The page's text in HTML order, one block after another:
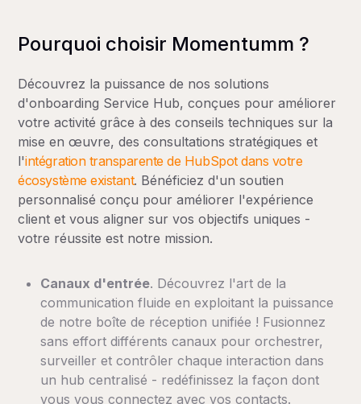
Pourquoi choisir Momentumm ?
Découvrez la puissance de nos solutions
d'onboarding Service Hub, conçues pour améliorer
votre activité grâce à des conseils techniques sur la
mise en œuvre, des consultations stratégiques et
l'intégration transparente de HubSpot dans votre
écosystème existant. Bénéficiez d'un soutien
personnalisé conçu pour améliorer l'expérience
client et vous aligner sur vos objectifs uniques -
votre réussite est notre mission.
Canaux d'entrée. Découvrez l'art de la
communication fluide en exploitant la puissance
de notre boîte de réception unifiée ! Fusionnez
sans effort différents canaux pour orchestrer,
surveiller et contrôler chaque interaction dans
un hub centralisé - redéfinissez la façon dont
vous vous connectez avec vos contacts.